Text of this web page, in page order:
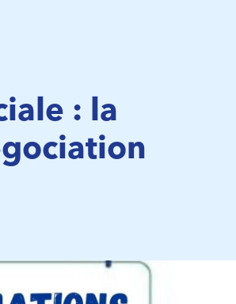
: la